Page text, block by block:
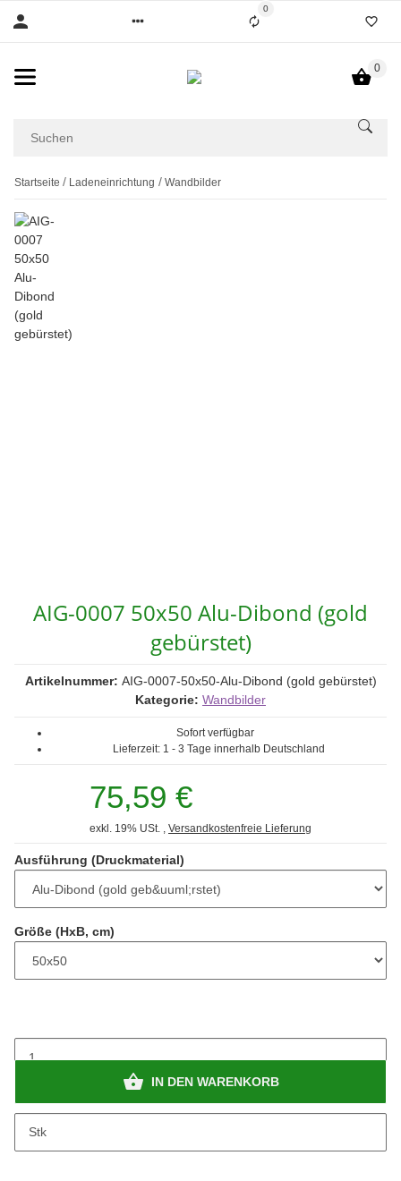
0
0
Startseite Ladeneinrichtung Wandbilder
AIG-0007 50x50 Alu-Dibond (gold
gebürstet)
Artikelnummer: AIG-0007-50x50-Alu-Dibond (gold gebürstet)
Kategorie: Wandbilder
Sofort verfügbar
Lieferzeit: 1 - 3 Tage innerhalb Deutschland
75,59 €
exkl. 19% USt. , Versandkostenfreie Lieferung
Ausführung (Druckmaterial)
Größe (HxB, cm)
Stk
IN DEN WARENKORB